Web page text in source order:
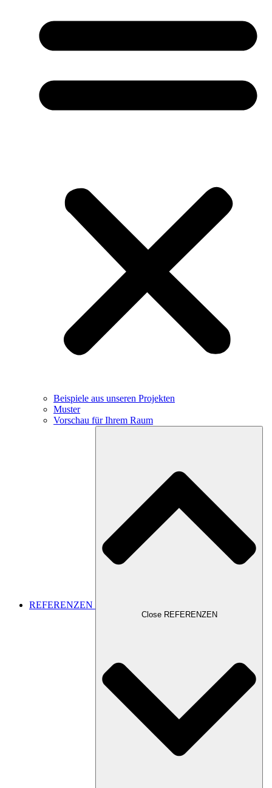
Beispiele aus unseren Projekten
Muster
Vorschau für Ihrem Raum
REFERENZEN
Close REFERENZEN